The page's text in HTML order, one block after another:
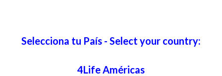
Selecciona tu País - Select your country:
4Life Américas